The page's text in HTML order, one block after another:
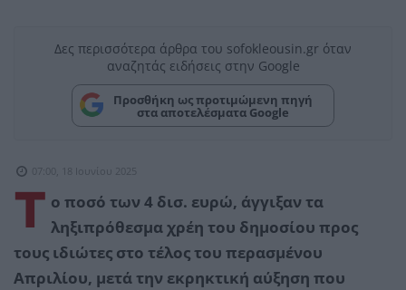
Δες περισσότερα άρθρα του sofokleousin.gr όταν
αναζητάς ειδήσεις στην Google
Προσθήκη ως προτιμώμενη πηγή
στα αποτελέσματα Google
07:00, 18 Ιουνίου 2025
Τ ο ποσό των 4 δισ. ευρώ, άγγιξαν τα
ληξιπρόθεσμα χρέη του δημοσίου προς
τους ιδιώτες στο τέλος του περασμένου
Απριλίου, μετά την εκρηκτική αύξηση που